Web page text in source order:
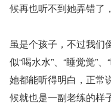
候再也听不到她弄错了
虽是个孩子，不过我们
似“喝水水”、“睡觉觉”
她都能听得明白，正常
候就也是一副老练的样